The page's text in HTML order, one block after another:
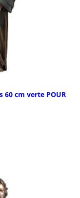
cm verte POUR